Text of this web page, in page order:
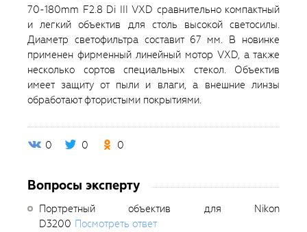
70-180mm F2.8 Di III VXD сравнительно компактный
и легкий объектив для столь высокой светосилы.
Диаметр светофильтра составит 67 мм. В новинке
применен фирменный линейный мотор VXD, а также
несколько сортов специальных стекол. Объектив
имеет защиту от пыли и влаги, а внешние линзы
обработают фтористыми покрытиями.
0 0 0
Вопросы эксперту
Портретный объектив для Nikon
D3200 Посмотреть ответ